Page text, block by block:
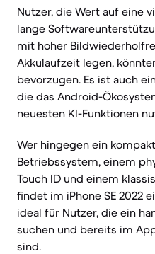
Nutzer, die Wert auf eine
lange
mit hoher
Akkulaufzeit legen,
bevorzugen. Es ist auch
die das Android-
neuesten KI-Funktionen
Wer hingegen ein
Betriebssystem, einem
Touch ID und einem
findet im iPhone SE 2022
ideal für Nutzer, die ein
suchen und bereits im
sind.